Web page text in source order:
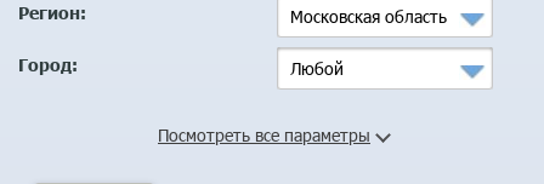
Регион: Московская область
Город: Любой
Посмотреть все параметры